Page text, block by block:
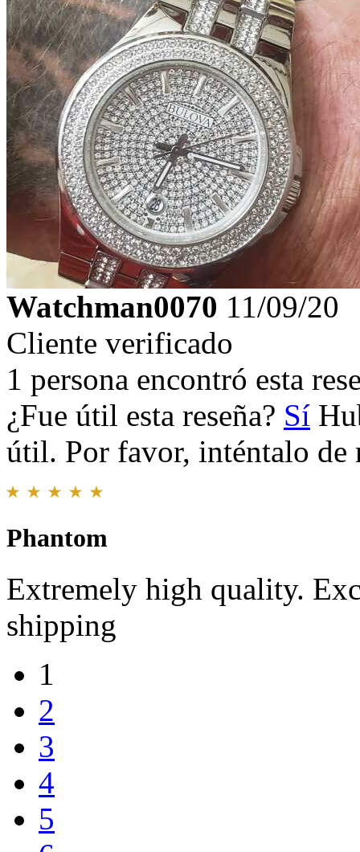
Watchman0070 11/09/20
Cliente verificado
1 persona encontró esta
¿Fue útil esta reseña? Sí
útil. Por favor, inténtalo de
Phantom
Extremely high quality.
shipping
1
2
3
4
5